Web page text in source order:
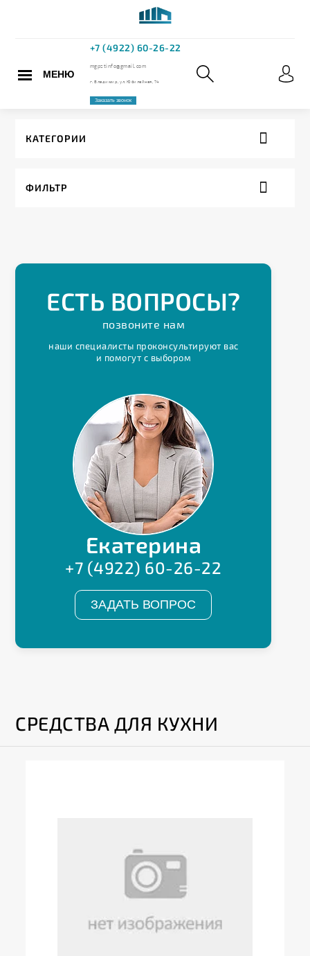
МЕНЮ
mgpstinfo@gmail.com
КАТЕГОРИИ
ФИЛЬТР
ЕСТЬ ВОПРОСЫ?
позвоните нам
наши специалисты проконсультируют вас
и помогут с выбором
Екатерина
+7 (4922) 60-26-22
ЗАДАТЬ ВОПРОС
СРЕДСТВА ДЛЯ КУХНИ